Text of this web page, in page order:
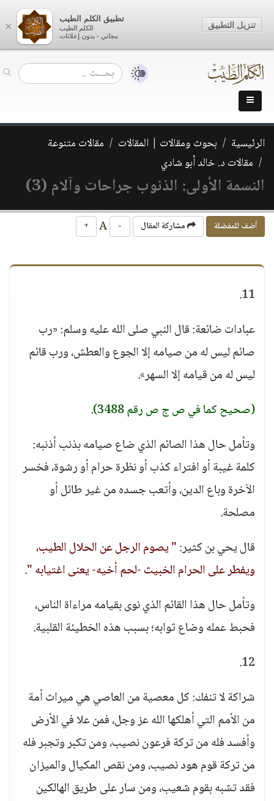
الرئيسية بحوث ومقالات | المقالات
مقالات متنوعة
مقالات د. خالد أبو شادي
النسمة الأولى: الذنوب جراحات وآلام (3)
أضف للمفضلة مشاركة المقال -
+
11.
عبادات ضائعة: قال النبي صلى الله عليه وسلم: «رب
صائم ليس له من صيامه إلا الجوع والعطش، ورب قائم
ليس له من قيامه إلا السهر».
(صحيح كما في ص ج ص رقم 3488)
.
وتأمل حال هذا الصائم الذي ضاع صيامه بذنب أذنبه:
كلمة غيبة أو افتراء كذب أو نظرة حرام أو رشوة، فخسر
الآخرة وباع الدين، وأتعب جسده من غير طائل أو
مصلحة.
قال يحي بن كثير:" يصوم الرجل عن الحلال الطيب،
ويفطر على الحرام الخبيث -لحم أخيه- يعنى اغتيابه ".
وتأمل حال هذا القائم الذي نوى بقيامه مراءاة الناس،
فحبط عمله وضاع ثوابه؛ بسبب هذه الخطيئة القلبية.
12.
شراكة لا تنفك: كل معصية من العاصي هي ميراث أمة
من الأمم التي أهلكها الله عز وجل، فمن علا في الأرض
وأفسد فله من تركة فرعون نصيب، ومن تكبر وتجبر فله
من تركة قوم هود نصيب، ومن نقص المكيال والميزان
فقد تشبه بقوم شعيب، ومن سار على طريق الهالكين
×
تطبيق الكلم الطيب
الكلم الطيب
مجاني - بدون إعلانات
تنزيل التطبيق